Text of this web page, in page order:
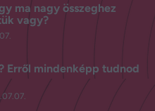
ma nagy összeghez
vagy?
Erről mindenképp tudnod